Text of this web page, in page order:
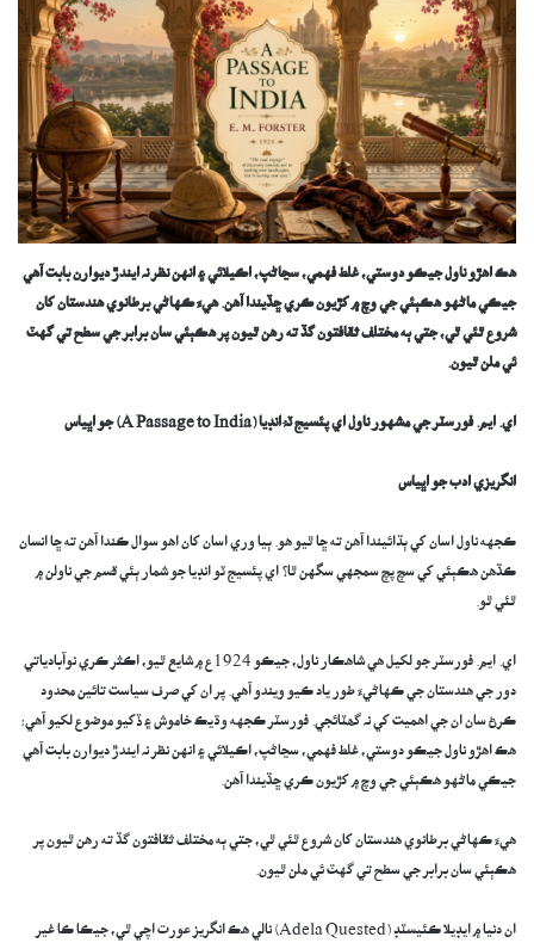
هڪ اهڙو ناول جيڪو دوستي، غلط فهمي، سڃاڻپ، اڪيلائي ۽ انهن نظر نہ ايندڙ ديوارن بابت آهي
جيڪي ماڻهو هڪٻئي جي وچ ۾ کڙيون ڪري ڇڏيندا آهن. هيءَ ڪهاڻي برطانوي هندستان کان
شروع ٿئي ٿي، جتي ٻه مختلف ثقافتون گڏ ته رهن ٿيون پر هڪٻئي سان برابر جي سطح تي گهٽ
ئي ملن ٿيون.
اي. ايم. فورسٽر جي مشهور ناول اي پئسيج ٽہُانڊيا (A Passage to India) جو اڀياس
انگريزي ادب جو اڀياس
ڪجهه ناول اسان کي ٻڌائيندا آهن ته ڇا ٿيو هو. ٻيا وري اسان کان اهو سوال ڪندا آهن ته ڇا انسان
ڪڏهن هڪٻئي کي سچ پچ سمجهي سگهن ٿا؟ اي پئسيج ٽو انڊيا جو شمار ٻئي قسم جي ناولن ۾
ٿئي ٿو.
​اي. ايم. فورسٽر جو لکيل هي شاهڪار ناول، جيڪو 1924ع ۾ شايع ٿيو، اڪثر ڪري نوآبادياتي
دور جي هندستان جي ڪهاڻيءَ طور ياد ڪيو ويندو آهي. پر ان کي صرف سياست تائين محدود
ڪرڻ سان ان جي اھميت کي نہ گھٽائجي. فورسٽر ڪجهه وڌيڪ خاموش ۽ ڏکيو موضوع لکيو آهي:
هڪ اهڙو ناول جيڪو دوستي، غلط فهمي، سڃاڻپ، اڪيلائي ۽ انهن نظر نہ ايندڙ ديوارن بابت آهي
جيڪي ماڻهو هڪٻئي جي وچ ۾ کڙيون ڪري ڇڏيندا آهن.
​هيءَ ڪهاڻي برطانوي هندستان کان شروع ٿئي ٿي، جتي ٻه مختلف ثقافتون گڏ ته رهن ٿيون پر
هڪٻئي سان برابر جي سطح تي گهٽ ئي ملن ٿيون.
​ان دنيا ۾ ايڊيلا ڪئيسٽڊ (Adela Quested) نالي هڪ انگريز عورت اچي ٿي، جيڪا ڪا غير